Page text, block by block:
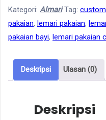
Baju
Jati
Kategori: Almari Tag:
pakaian, lemari pakaian,
pakaian bayi, lemari pakaian
Deskripsi Ulasan (0)
Deskripsi